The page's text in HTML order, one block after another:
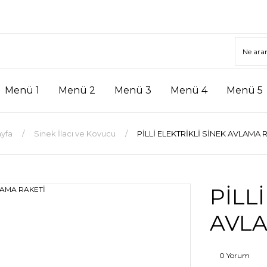
Menü 1 Menü 2 Menü 3 Menü 4 Menü 5
Sinek İlacı ve Kovucu PİLLİ ELEKTRİKLİ SİNEK AVLAMA
0 Yorum